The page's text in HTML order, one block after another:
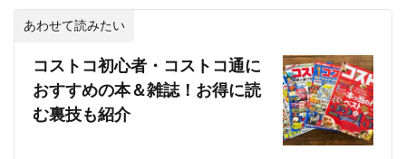
あわせて読みたい
コストコ初心者・コストコ通に
おすすめの本＆雑誌！お得に読
む裏技も紹介